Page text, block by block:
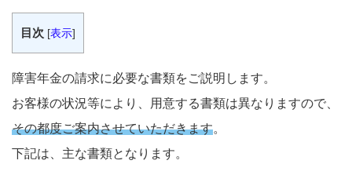
目次 [表示]
障害年金の請求に必要な書類をご説明します。
お客様の状況等により、用意する書類は異なりますので、
その都度ご案内させていただきます。
下記は、主な書類となります。